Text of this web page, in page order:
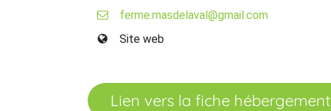
ferme.masdelaval@gmail.com
Site web
Lien vers la fiche hébergement